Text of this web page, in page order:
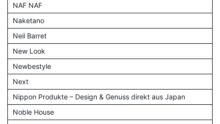
NAF NAF
Naketano
Neil Barret
New Look
Newbestyle
Next
Nippon Produkte – Design & Genuss direkt aus Japan
Noble House